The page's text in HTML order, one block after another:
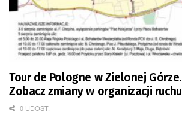
Tour de Pologne w Zielonej Górze.
Zobacz zmiany w organizacji ruchu
0 UDOST.